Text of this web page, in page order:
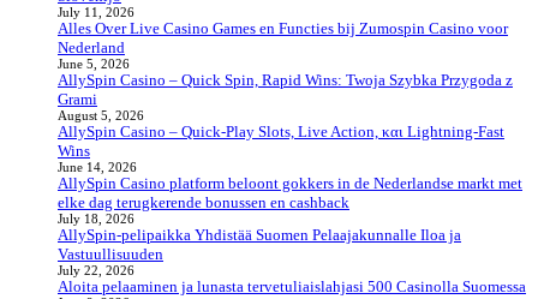
July 11, 2026
Alles Over Live Casino Games en Functies bij Zumospin Casino voor
Nederland
June 5, 2026
AllySpin Casino – Quick Spin, Rapid Wins: Twoja Szybka Przygoda z
Grami
August 5, 2026
AllySpin Casino – Quick‑Play Slots, Live Action, και Lightning‑Fast
Wins
June 14, 2026
AllySpin Casino platform beloont gokkers in de Nederlandse markt met
elke dag terugkerende bonussen en cashback
July 18, 2026
AllySpin-pelipaikka Yhdistää Suomen Pelaajakunnalle Iloa ja
Vastuullisuuden
July 22, 2026
Aloita pelaaminen ja lunasta tervetuliaislahjasi 500 Casinolla Suomessa